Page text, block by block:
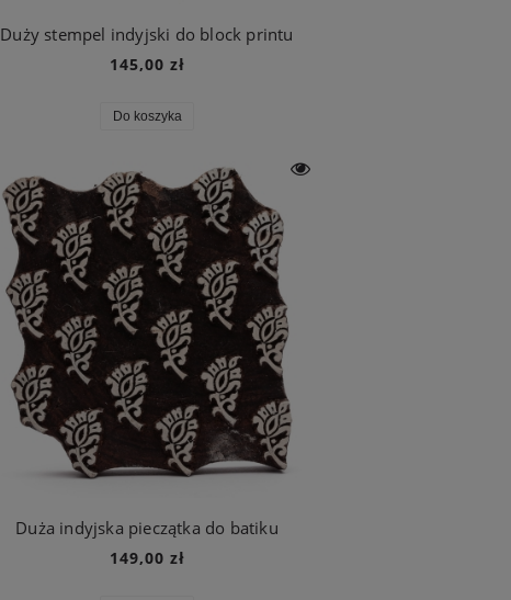
Duży stempel indyjski do block printu
145,00 zł
Do koszyka
Duża indyjska pieczątka do batiku
149,00 zł